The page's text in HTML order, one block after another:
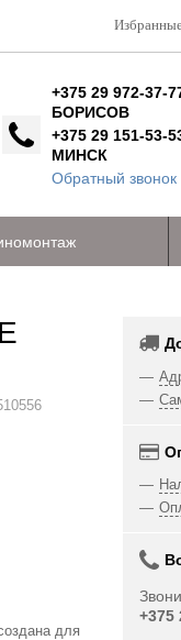
+375 29 972-37-
БОРИСОВ
+375 29 151-53-
МИНСК
Обратный звонок
для
+375